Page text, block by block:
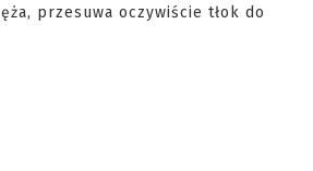
przesuwa oczywiście tłok do